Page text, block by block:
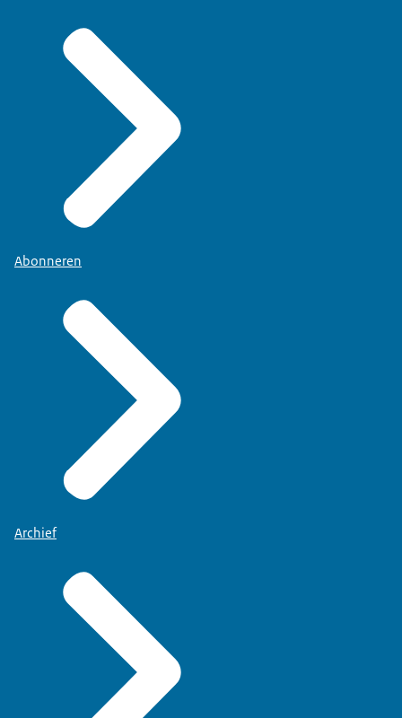
Abonneren
Archief